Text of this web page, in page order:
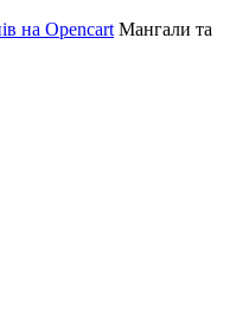
на Opencart Мангали та